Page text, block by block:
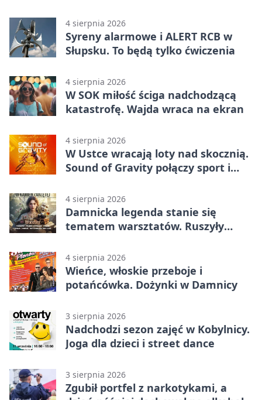
4 sierpnia 2026
Syreny alarmowe i ALERT RCB w
Słupsku. To będą tylko ćwiczenia
4 sierpnia 2026
W SOK miłość ściga nadchodzącą
katastrofę. Wajda wraca na ekran
4 sierpnia 2026
W Ustce wracają loty nad skocznią.
Sound of Gravity połączy sport i
4 sierpnia 2026
Damnicka legenda stanie się
tematem warsztatów. Ruszyły
4 sierpnia 2026
Wieńce, włoskie przeboje i
potańcówka. Dożynki w Damnicy
3 sierpnia 2026
Nadchodzi sezon zajęć w Kobylnicy.
Joga dla dzieci i street dance
3 sierpnia 2026
Zgubił portfel z narkotykami, a